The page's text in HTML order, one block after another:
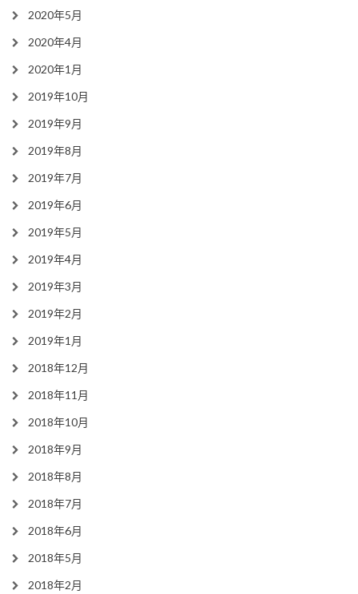
2020年5月
2020年4月
2020年1月
2019年10月
2019年9月
2019年8月
2019年7月
2019年6月
2019年5月
2019年4月
2019年3月
2019年2月
2019年1月
2018年12月
2018年11月
2018年10月
2018年9月
2018年8月
2018年7月
2018年6月
2018年5月
2018年2月